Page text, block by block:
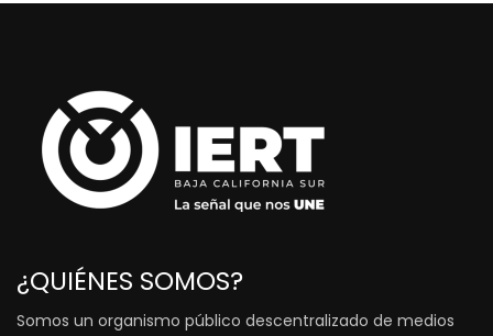
¿QUIÉNES SOMOS?
Somos un organismo público descentralizado de medios